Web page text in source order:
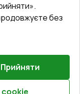
.
Vitrager.com.
?
без
Прийняти
cookie